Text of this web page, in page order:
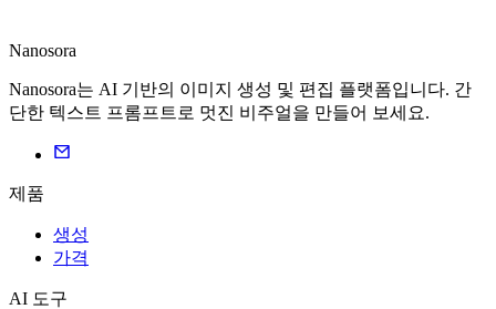
Nanosora
Nanosora는 AI 기반의 이미지 생성 및 편집 플랫폼입니다. 간
단한 텍스트 프롬프트로 멋진 비주얼을 만들어 보세요.
제품
생성
가격
AI 도구